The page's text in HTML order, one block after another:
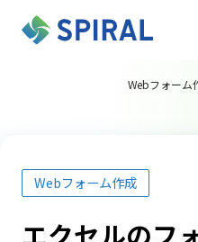
Webフォーム
Webフォーム作成
エクセルのフ